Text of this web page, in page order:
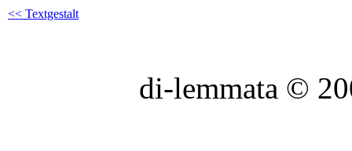
<< Textgestalt
di-lemmata ©